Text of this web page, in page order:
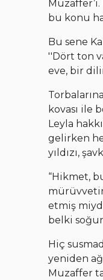
bu konu
Bu sene
''Dört ton
eve, bir
kovası ile
Leyla
gelirken
yıldızı,
“Hikmet,
etmiş
belki
Hiç
yeniden
Muzaffer